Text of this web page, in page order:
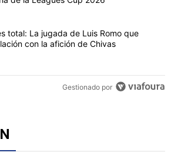
artículos con más comentarios en los
con el título "Sigue EN VIVO Cruz Azul
Cruz Azul vs. Philadelphia Union por la
de la Leagues Cup 2026
con el título "El divorcio es total: La
total: La jugada de Luis Romo que